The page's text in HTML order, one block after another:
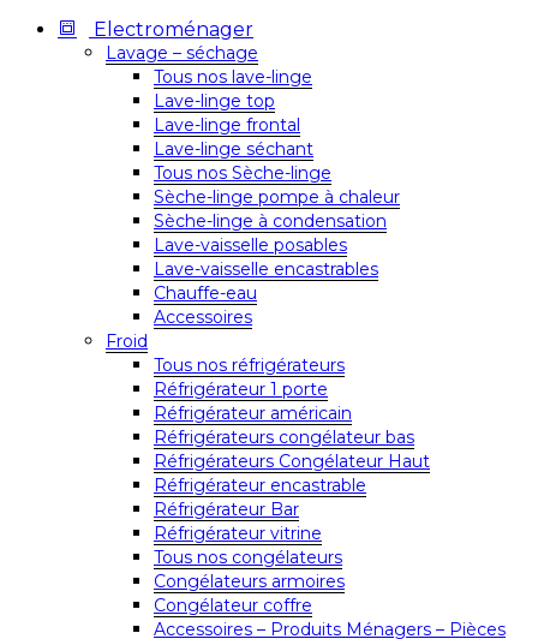
Electroménager
Lavage – séchage
Tous nos lave-linge
Lave-linge top
Lave-linge frontal
Lave-linge séchant
Tous nos Sèche-linge
Sèche-linge pompe à chaleur
Sèche-linge à condensation
Lave-vaisselle posables
Lave-vaisselle encastrables
Chauffe-eau
Accessoires
Froid
Tous nos réfrigérateurs
Réfrigérateur 1 porte
Réfrigérateur américain
Réfrigérateurs congélateur bas
Réfrigérateurs Congélateur Haut
Réfrigérateur encastrable
Réfrigérateur Bar
Réfrigérateur vitrine
Tous nos congélateurs
Congélateurs armoires
Congélateur coffre
Accessoires – Produits Ménagers – Pièces